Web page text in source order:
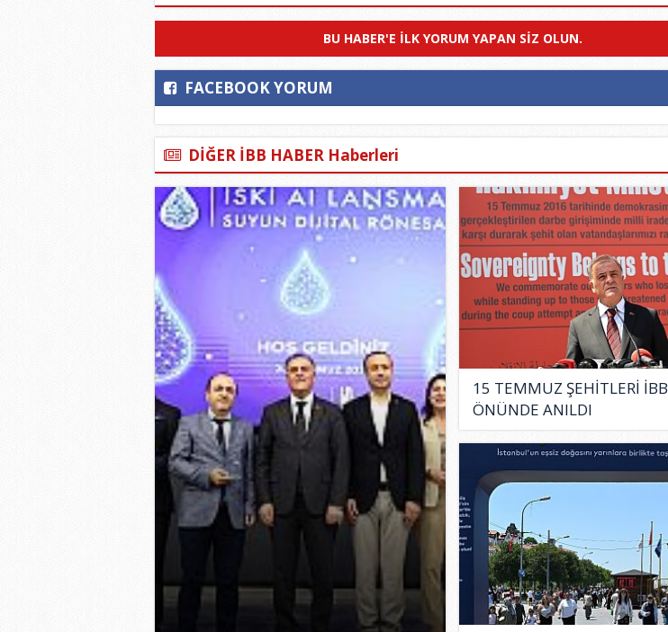
BU HABER'E ILK YORUM YAPAN SIZ OLUN.
FACEBOOK YORUM
DİĞER İBB HABER Haberleri
15 TEMMUZ ŞEHİTLERİ İBB
ÖNÜNDE ANILDI